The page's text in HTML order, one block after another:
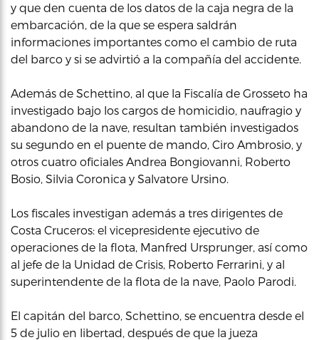
y que den cuenta de los datos de la caja negra de la
embarcación, de la que se espera saldrán
informaciones importantes como el cambio de ruta
del barco y si se advirtió a la compañía del accidente.
Además de Schettino, al que la Fiscalía de Grosseto ha
investigado bajo los cargos de homicidio, naufragio y
abandono de la nave, resultan también investigados
su segundo en el puente de mando, Ciro Ambrosio, y
otros cuatro oficiales Andrea Bongiovanni, Roberto
Bosio, Silvia Coronica y Salvatore Ursino.
Los fiscales investigan además a tres dirigentes de
Costa Cruceros: el vicepresidente ejecutivo de
operaciones de la flota, Manfred Ursprunger, así como
al jefe de la Unidad de Crisis, Roberto Ferrarini, y al
superintendente de la flota de la nave, Paolo Parodi.
El capitán del barco, Schettino, se encuentra desde el
5 de julio en libertad, después de que la jueza